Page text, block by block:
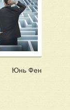
Юнь Фен